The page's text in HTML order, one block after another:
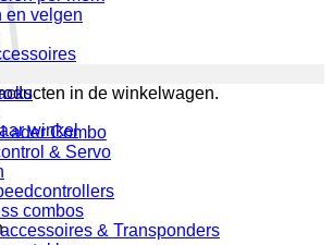
in de winkelwagen.
winkel
en velgen
Combo
& Servo
combos
& Transponders